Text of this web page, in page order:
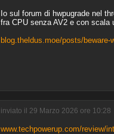
Io sul forum di hwpugrade nel
fra CPU senza AV2 e con scala
blog.theldus.moe/posts/beware-
inviato il 29 Marzo 2026 ore 10:28
www.techpowerup.com/review/